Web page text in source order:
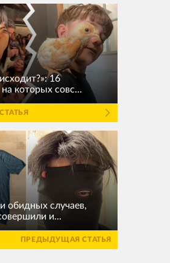
16
которых совс...
обидных случаев,
и...
ПРЕДЫДУЩАЯ СТАТЬЯ